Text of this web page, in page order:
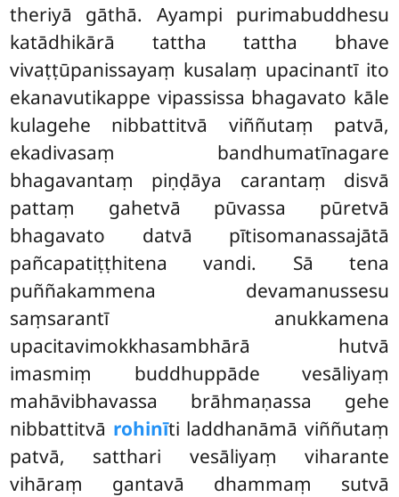
theriyā gāthā. Ayampi purimabuddhesu
katādhikārā tattha tattha bhave
vivaṭṭūpanissayaṃ kusalaṃ upacinantī ito
ekanavutikappe vipassissa bhagavato kāle
kulagehe nibbattitvā viññutaṃ patvā,
ekadivasaṃ bandhumatīnagare
bhagavantaṃ piṇḍāya carantaṃ disvā
pattaṃ gahetvā pūvassa pūretvā
bhagavato datvā pītisomanassajātā
pañcapatiṭṭhitena vandi. Sā tena
puññakammena devamanussesu
saṃsarantī anukkamena
upacitavimokkhasambhārā hutvā
imasmiṃ buddhuppāde vesāliyaṃ
mahāvibhavassa brāhmaṇassa gehe
nibbattitvā rohinīti laddhanāmā viññutaṃ
patvā, satthari vesāliyaṃ viharante
vihāraṃ gantavā dhammaṃ sutvā